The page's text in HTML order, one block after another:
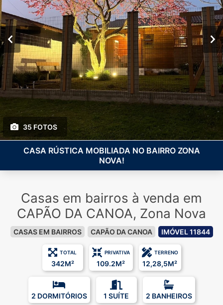
35 FOTOS
CASA RÚSTICA MOBILIADA NO BAIRRO ZONA
NOVA!
Casas em bairros à venda em
CAPÃO DA CANOA, Zona Nova
CASAS EM BAIRROS CAPÃO DA CANOA IMÓVEL 11844
TOTAL
342M²
PRIVATIVA
109.2M²
TERRENO
12,28,5M²
2 DORMITÓRIOS 1 SUÍTE 2 BANHEIROS